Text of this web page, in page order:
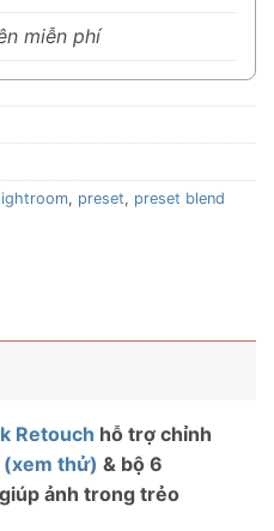
miễn phí
, preset, preset blend
Retouch hỗ trợ chỉnh
(xem thử) & bộ 6
ảnh trong trẻo